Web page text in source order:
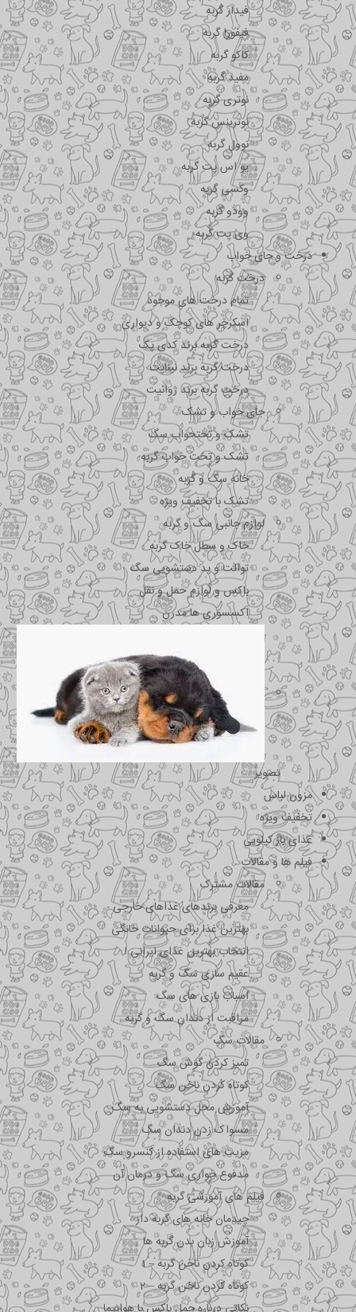
فیدار گربه
فیفورا گربه
کاکو گربه
مفید گربه
نوتری گربه
نوترینس گربه
نوول گربه
یو اس پت گربه
وکسی گربه
وودو گربه
وی پت گربه
درخت و جای خواب
درخت گربه
تمام درخت های موجود
اسکرچر های کوچک و دیواری
درخت گربه برند کدی پک
درخت گربه برند نیناپت
درخت گربه برند ژوانیت
جای خواب و تشک
تشک و تختحواب سگ
تشک و تخت خواب گربه
خانه سگ و گربه
تشک با تخفیف ویژه
لوازم جانبی سگ و گربه
خاک و سطل خاک گربه
توالت و پد دستشویی سگ
باکس و لوازم حمل و نقل
اکسسوری ها مدرن
تصویر
مزون لباس
تخفیف ویژه
غذای باز کیلویی
فیلم ها و مقالات
مقالات مشترک
معرفی برندهای غذاهای خارجی
بهترین غذا برای حیوانات خانگی
انتخاب بهترین غذای ایرانی !
عقیم سازی سگ و گربه
اسباب بازی های سگ
مراقبت از دندان سگ و گربه
مقالات سگ
تمیز کردن گوش سگ
کوتاه کردن ناخن سگ
آموزش محل دستشویی به سگ
مسواک زدن دندان سگ
مزیت های استفاده از کنسرو سگ
مدفوع خواری سگ و درمان آن
فیلم های آموزشی گربه
چیدمان خانه های گربه دار
آموزش زبان بدن گربه ها
کوتاه کردن ناخن گربه – 1
کوتاه کردن ناخن گربه – 2